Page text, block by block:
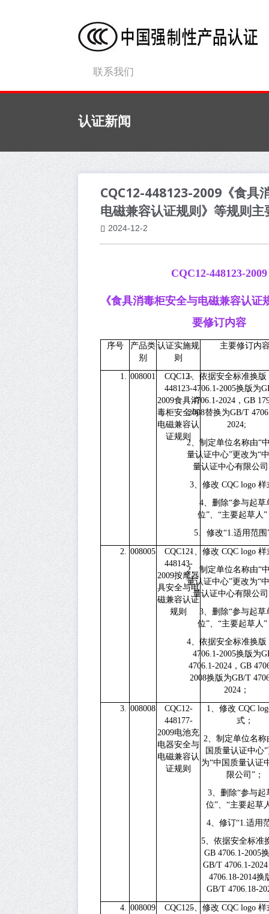
联系我们
认证新闻
CQC12-448123-2009《食具
电磁兼容认证规则》等规则主
2024-12-2
CQC12-448123-2009
《食具消毒柜安全与电磁兼容认证
要修订内容
序号
产品类
别
认证实施规
则
主要修订内
1. 008001
CQC12-
448123-
2009食具消
毒柜安全与
电磁兼容认
证规则
1、 依据安全标准换版
4706.1-2005换版为
4706.1-2024， GB
2008替换为GB/T
2024;
2、 制定单位名称由“
量认证中心”更改为“
量认证中心有限公
3、 修改 CQC logo 样
4、 删除“参与起草
位”、“主要起草人”
5、 修改“1. 适用范围
2. 008005
CQC12-
448143-
2009按摩器
具安全与电
磁兼容认证
规则
1、 修改 CQC logo 样
2、制定单位名称由“
量认证中心”更改为“
量认证中心有限公
3、 删除“参与起草
位”、“主要起草人”
4、 依据安全标准换版
4706.1-2005换版为
4706.1-2024 ， GB
2008换版为GB/T
2024 ；
3. 008008
CQC12-
448177-
2009电池充
电器安全与
电磁兼容认
证规则
1、 修改 CQC
式；
2、 制定单位名称
国质量认证中心
为“中国质量认证
限公司”；
3、 删除“参与起
位”、“主要起草
4、 修订“1. 适用
5、 依据安全标准
GB 4706.1-2005
GB/T 4706.1-2024
4706.18-2014换
GB/T 4706.18-
4. 008009
CQC12-5、 修改 CQC logo 样